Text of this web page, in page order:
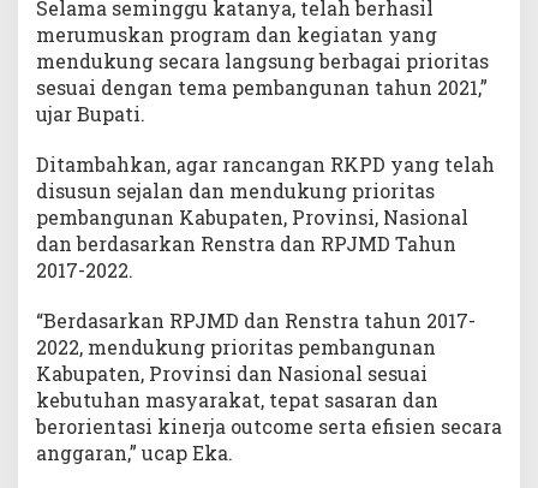
Selama seminggu katanya, telah berhasil
merumuskan program dan kegiatan yang
mendukung secara langsung berbagai prioritas
sesuai dengan tema pembangunan tahun 2021,”
ujar Bupati.
Ditambahkan, agar rancangan RKPD yang telah
disusun sejalan dan mendukung prioritas
pembangunan Kabupaten, Provinsi, Nasional
dan berdasarkan Renstra dan RPJMD Tahun
2017-2022.
“Berdasarkan RPJMD dan Renstra tahun 2017-
2022, mendukung prioritas pembangunan
Kabupaten, Provinsi dan Nasional sesuai
kebutuhan masyarakat, tepat sasaran dan
berorientasi kinerja outcome serta efisien secara
anggaran,” ucap Eka.